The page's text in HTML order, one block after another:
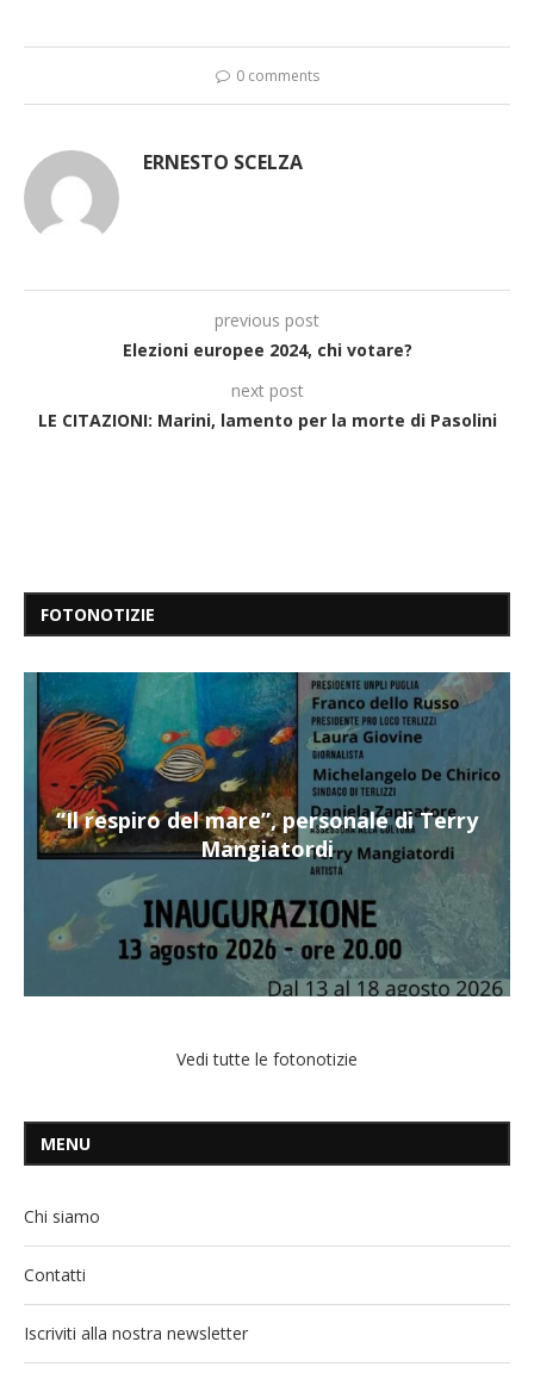
0 comments
ERNESTO SCELZA
previous post
Elezioni europee 2024, chi votare?
next post
LE CITAZIONI: Marini, lamento per la morte di Pasolini
FOTONOTIZIE
“Il respiro del mare”, personale di Terry
Mangiatordi
Vedi tutte le fotonotizie
MENU
Chi siamo
Contatti
Iscriviti alla nostra newsletter